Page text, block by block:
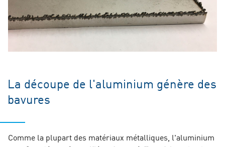
La découpe de l'aluminium génère des
bavures
Comme la plupart des matériaux métalliques, l'aluminium